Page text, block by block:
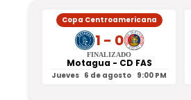
Copa Centroamericana
1 - 0
FINALIZADO
Motagua - CD FAS
Jueves 6 de agosto 9:00 PM